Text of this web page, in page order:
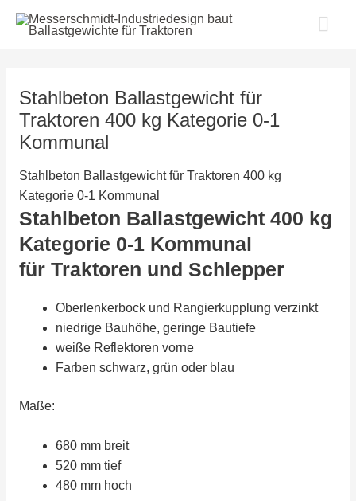
Inhalt
springen
Stahlbeton Ballastgewicht für
Traktoren 400 kg Kategorie 0-1
Kommunal
Stahlbeton Ballastgewicht für Traktoren 400 kg
Kategorie 0-1 Kommunal
Stahlbeton Ballastgewicht 400 kg
Kategorie 0-1 Kommunal
für Traktoren und Schlepper
Oberlenkerbock und Rangierkupplung verzinkt
niedrige Bauhöhe, geringe Bautiefe
weiße Reflektoren vorne
Farben schwarz, grün oder blau
Maße:
680 mm breit
520 mm tief
480 mm hoch